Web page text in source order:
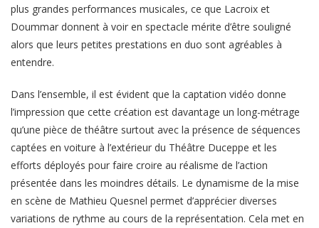
plus grandes performances musicales, ce que Lacroix et
Doummar donnent à voir en spectacle mérite d’être souligné
alors que leurs petites prestations en duo sont agréables à
entendre.
Dans l’ensemble, il est évident que la captation vidéo donne
l’impression que cette création est davantage un long-métrage
qu’une pièce de théâtre surtout avec la présence de séquences
captées en voiture à l’extérieur du Théâtre Duceppe et les
efforts déployés pour faire croire au réalisme de l’action
présentée dans les moindres détails. Le dynamisme de la mise
en scène de Mathieu Quesnel permet d’apprécier diverses
variations de rythme au cours de la représentation. Cela met en